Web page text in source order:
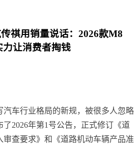
祺用销量说话：2026款M8
让消费者掏钱
汽车行业格局的新规，被很多人忽略
2026年第1号公告，正式修订《道
审查要求》和《道路机动车辆产品准